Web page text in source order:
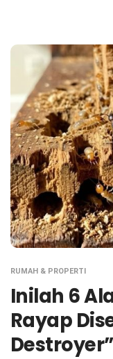
RUMAH & PROPERTI
Inilah 6
Rayap
Destroyer”